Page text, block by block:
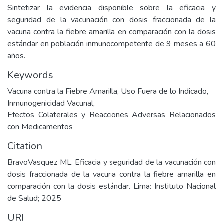
Sintetizar la evidencia disponible sobre la eficacia y
seguridad de la vacunación con dosis fraccionada de la
vacuna contra la fiebre amarilla en comparación con la dosis
estándar en población inmunocompetente de 9 meses a 60
años.
Keywords
Vacuna contra la Fiebre Amarilla, Uso Fuera de lo Indicado,
Inmunogenicidad Vacunal,
Efectos Colaterales y Reacciones Adversas Relacionados
con Medicamentos
Citation
BravoVasquez ML. Eficacia y seguridad de la vacunación con
dosis fraccionada de la vacuna contra la fiebre amarilla en
comparación con la dosis estándar. Lima: Instituto Nacional
de Salud; 2025
URI